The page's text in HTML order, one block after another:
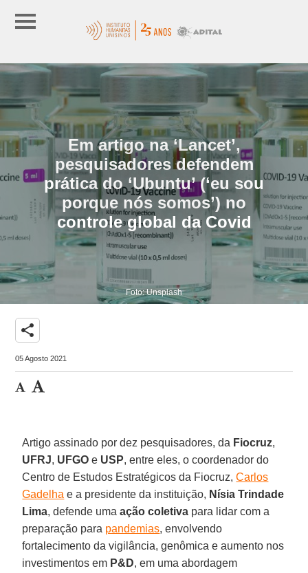
Em artigo na ‘Lancet’,
pesquisadores defendem
prática do ‘Ubuntu’ (‘eu sou
porque nós somos’) no
controle global da Covid
Foto: Unsplash
share
05 Agosto 2021
Artigo assinado por dez pesquisadores, da Fiocruz,
UFRJ, UFGO e USP, entre eles, o coordenador do
Centro de Estudos Estratégicos da Fiocruz,Carlos
Gadelha e a presidente da instituição, Nísia Trindade
Lima, defende umaação coletiva para lidar com a
preparação para pandemias, envolvendo
fortalecimento da vigilância, genômica e aumento nos
investimentos em P&D, em uma abordagem